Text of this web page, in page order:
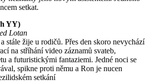
setkat.
YY)
Lotan
stále žije u rodičů. Přes den skoro nevychází
na stříhání video záznamů svateb,
a futuristickými fantaziemi. Jedné noci se
spikne proti němu a Ron je nucen
setkání